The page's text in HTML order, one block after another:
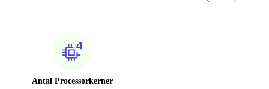
Antal Processorkerner